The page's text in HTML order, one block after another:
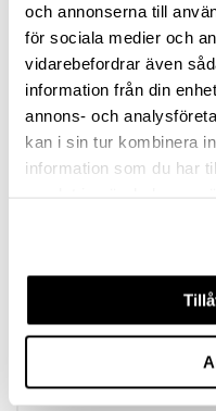
och annonserna till
för sociala medier och
vidarebefordrar även
information från din
annons- och
kan i sin tur kombinera
information som du har
FRÅGA OM PRODUKT
RECENSIONER